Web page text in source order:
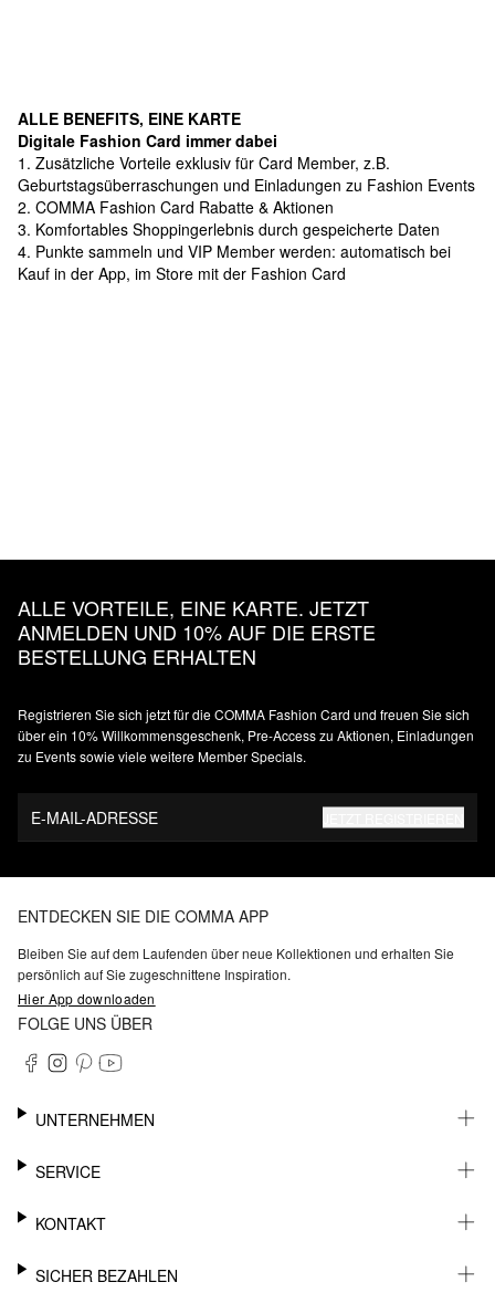
ALLE BENEFITS, EINE KARTE
Digitale Fashion Card immer dabei
1. Zusätzliche Vorteile exklusiv für Card Member, z.B.
Geburtstagsüberraschungen und Einladungen zu Fashion Events
2. COMMA Fashion Card Rabatte & Aktionen
3. Komfortables Shoppingerlebnis durch gespeicherte Daten
4. Punkte sammeln und VIP Member werden: automatisch bei
Kauf in der App, im Store mit der Fashion Card
ALLE VORTEILE, EINE KARTE. JETZT
ANMELDEN UND 10% AUF DIE ERSTE
BESTELLUNG ERHALTEN
Registrieren Sie sich jetzt für die COMMA Fashion Card und freuen Sie sich
über ein 10% Willkommensgeschenk, Pre-Access zu Aktionen, Einladungen
zu Events sowie viele weitere Member Specials.
E-MAIL-ADRESSE
ENTDECKEN SIE DIE COMMA APP
Bleiben Sie auf dem Laufenden über neue Kollektionen und erhalten Sie
persönlich auf Sie zugeschnittene Inspiration.
Hier App downloaden
FOLGE UNS ÜBER
UNTERNEHMEN
KARRIERE
BARRIEREFREIHEIT
SERVICE
WHATSAPP
MEIN KONTO
KONTAKT
SUPPORT
SICHER BEZAHLEN